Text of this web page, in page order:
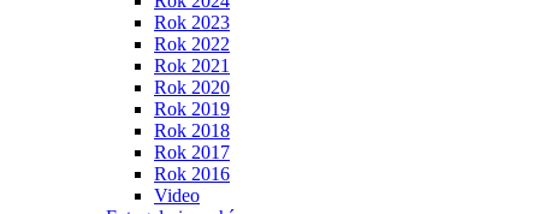
Rok 2023
Rok 2022
Rok 2021
Rok 2020
Rok 2019
Rok 2018
Rok 2017
Rok 2016
Video